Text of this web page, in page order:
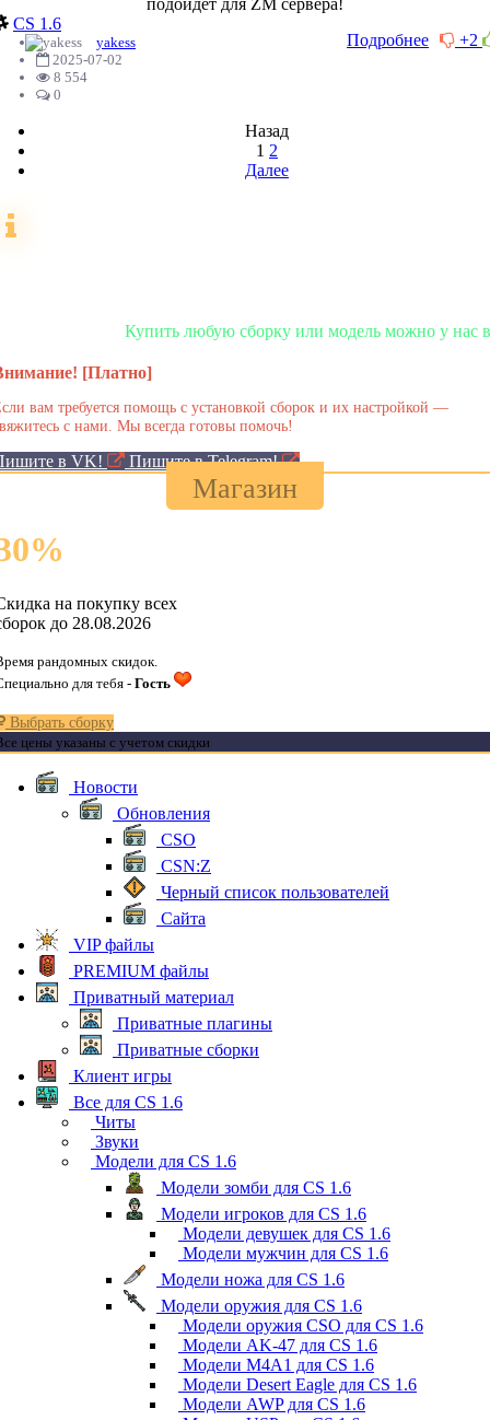
подойдет для ZM cервера!
CS 1.6
+2
Подробнее
yakess
2025-07-02
8 554
0
Назад
1 2
Далее
Купить любую сборку или модель можно у нас в магазине!
[Платно]
вам требуется помощь с установкой сборок и их настройкой —
с нами. Мы всегда готовы помочь!
в VK! Пишите в Telegram!
Магазин
%
на покупку всех
до 28.08.2026
рандомных скидок.
для тебя - Гость
Выбрать сборку
цены указаны с учетом скидки
Новости
Обновления
CSO
CSN:Z
Черный список пользователей
Сайта
VIP файлы
PREMIUM файлы
Приватный материал
Приватные плагины
Приватные сборки
Клиент игры
Все для CS 1.6
Читы
Звуки
Модели для CS 1.6
Модели зомби для CS 1.6
Модели игроков для CS 1.6
Модели девушек для CS 1.6
Модели мужчин для CS 1.6
Модели ножа для CS 1.6
Модели оружия для CS 1.6
Модели оружия CSO для CS 1.6
Модели AK-47 для CS 1.6
Модели M4A1 для CS 1.6
Модели Desert Eagle для CS 1.6
Модели AWP для CS 1.6